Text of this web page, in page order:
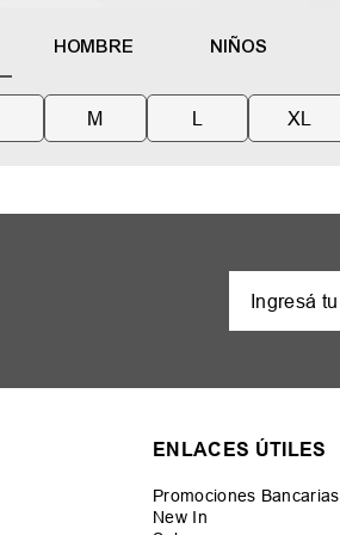
HOMBRE NIÑOS
M L XL
ENLACES ÚTILES
Promociones Bancarias
New In